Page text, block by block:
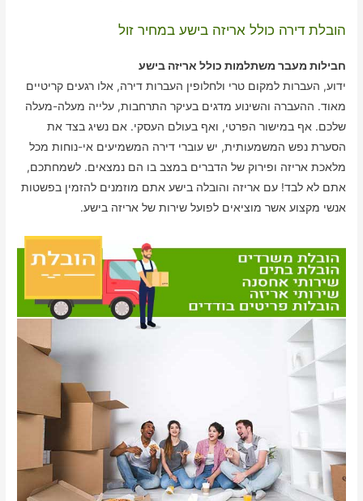
הובלת דירה כולל אריזה בישע במחיר זול
חבילות מעבר משתלמות כולל אריזה בישע
ידוע, העברות למקום טרי ולחלופין העברות דירה, אלו רגעים קריטיים
מאוד. ההעברה והשינוע מדגים בעיקר התרחבות, עלייה מעלה-מעלה
שלכם. אף במישור הפרטי, ואף בעולם העסקי. אם נשיג בצד את
הסערת נפש המשמעותית, יש עוברי דירה המשמיעים אי-נוחות מכל
מלאכת אריזה ופירוק של הדברים במצב בו הם נמצאים. לשמחתכם,
אתם לא לבד! עם אריזה והובלה בישע אתם מוזמנים להזמין בפשטות
אנשי מקצוע אשר מוציאים לפועל שירות של אריזה בישע.